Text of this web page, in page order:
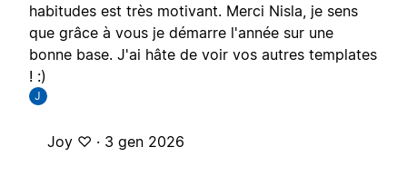
habitudes est très motivant. Merci Nisla, je sens
que grâce à vous je démarre l'année sur une
bonne base. J'ai hâte de voir vos autres templates
! :)
J
Joy ♡ · 3 gen 2026